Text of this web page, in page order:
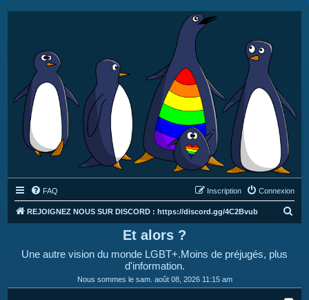
FAQ Connexion
Inscription
REJOIGNEZ NOUS SUR DISCORD : https://discord.gg/4C2Bvub
Et alors ?
Une autre vision du monde LGBT+.Moins de préjugés, plus
d'information.
Nous sommes le sam. août 08, 2026 11:15 am